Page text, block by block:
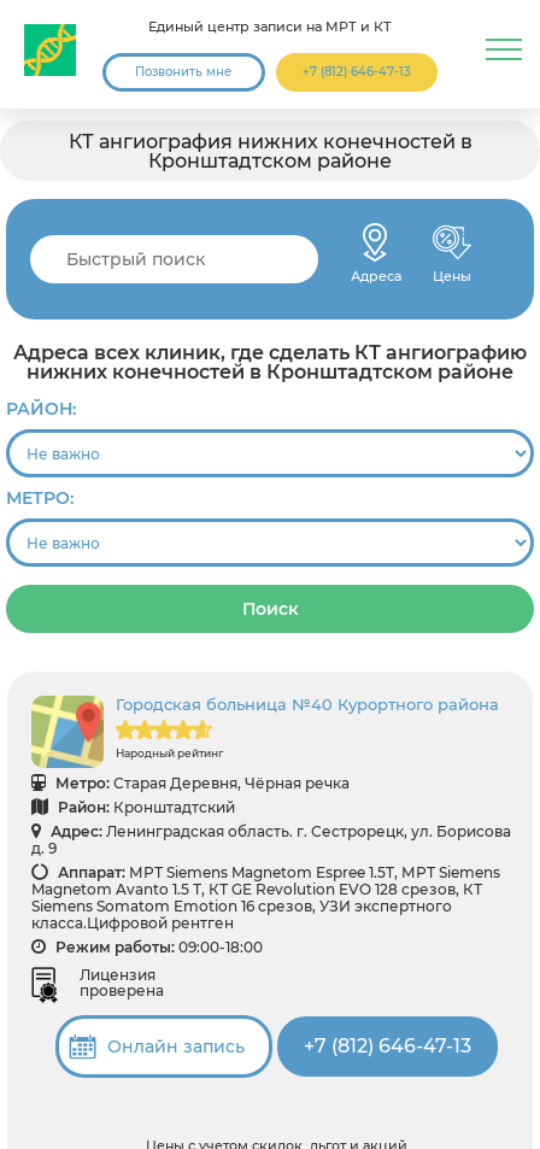
Единый центр записи на МРТ и КТ
Позвонить мне +7 (812) 646-47-13
КТ ангиография нижних конечностей в
Кронштадтском районе
Адреса Цены
Адреса всех клиник, где сделать КТ ангиографию
нижних конечностей в Кронштадтском районе
РАЙОН:
МЕТРО:
Поиск
Городская больница №40 Курортного района
Народный рейтинг
Метро: Старая Деревня, Чёрная речка
Район: Кронштадтский
Адрес: Ленинградская область. г. Сестрорецк, ул. Борисова
д. 9
Аппарат: МРТ Siemens Magnetom Espree 1.5T, МРТ Siemens
Magnetom Avanto 1.5 Т, КТ GE Revolution EVO 128 срезов, КТ
Siemens Somatom Emotion 16 срезов, УЗИ экспертного
класса.Цифровой рентген
Режим работы: 09:00-18:00
Лицензия
проверена
Онлайн запись +7 (812) 646-47-13
Цены с учетом скидок, льгот и акций